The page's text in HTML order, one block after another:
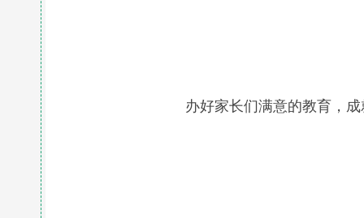
办好家长们满意的教育，